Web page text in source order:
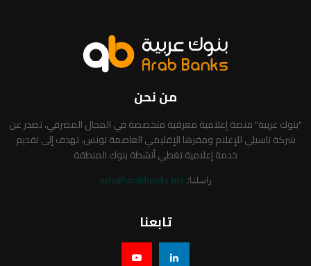
من نحن
"بنوك عربية" منصة إعلامية معرفية متخصصة في المجال المصرفي، تصدر عن
شركة تاسيلي للإعلام ومقرها الإقليمي العاصمة تونس، تهدف إلى تقديم
خدمة إعلامية تغطي أنشطة بنوك المنطقة
راسلنا: info@arabbanks.net
تابعنا